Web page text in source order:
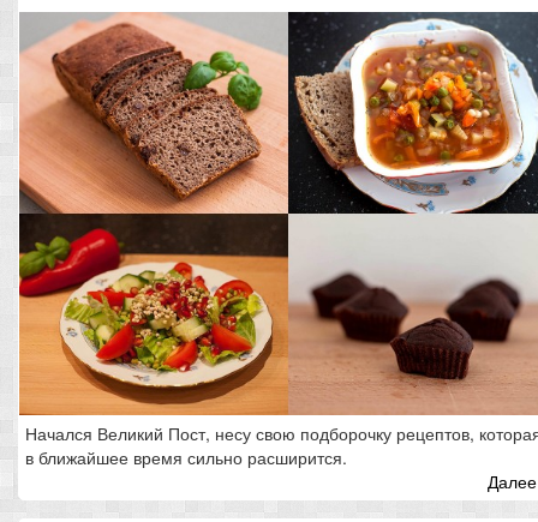
Начался Великий Пост, несу свою подборочку рецептов,
в ближайшее время сильно расширится.